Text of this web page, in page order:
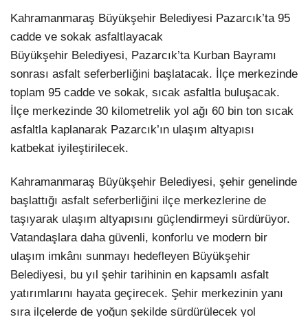
Youtube
Kahramanmaraş Büyükşehir Belediyesi Pazarcık’ta 95
cadde ve sokak asfaltlayacak
Büyükşehir Belediyesi, Pazarcık’ta Kurban Bayramı
sonrası asfalt seferberliğini başlatacak. İlçe merkezinde
toplam 95 cadde ve sokak, sıcak asfaltla buluşacak.
İlçe merkezinde 30 kilometrelik yol ağı 60 bin ton sıcak
asfaltla kaplanarak Pazarcık’ın ulaşım altyapısı
katbekat iyileştirilecek.
Kahramanmaraş Büyükşehir Belediyesi, şehir genelinde
başlattığı asfalt seferberliğini ilçe merkezlerine de
taşıyarak ulaşım altyapısını güçlendirmeyi sürdürüyor.
Vatandaşlara daha güvenli, konforlu ve modern bir
ulaşım imkânı sunmayı hedefleyen Büyükşehir
Belediyesi, bu yıl şehir tarihinin en kapsamlı asfalt
yatırımlarını hayata geçirecek. Şehir merkezinin yanı
sıra ilçelerde de yoğun şekilde sürdürülecek yol